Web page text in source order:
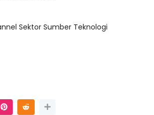
Sektor Sumber Teknologi